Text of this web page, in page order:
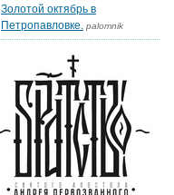
Золотой октябрь в
Петропавловке. palomnik